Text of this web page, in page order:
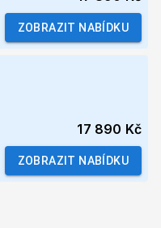
ZOBRAZIT NABÍDKU
17 890 Kč
ZOBRAZIT NABÍDKU